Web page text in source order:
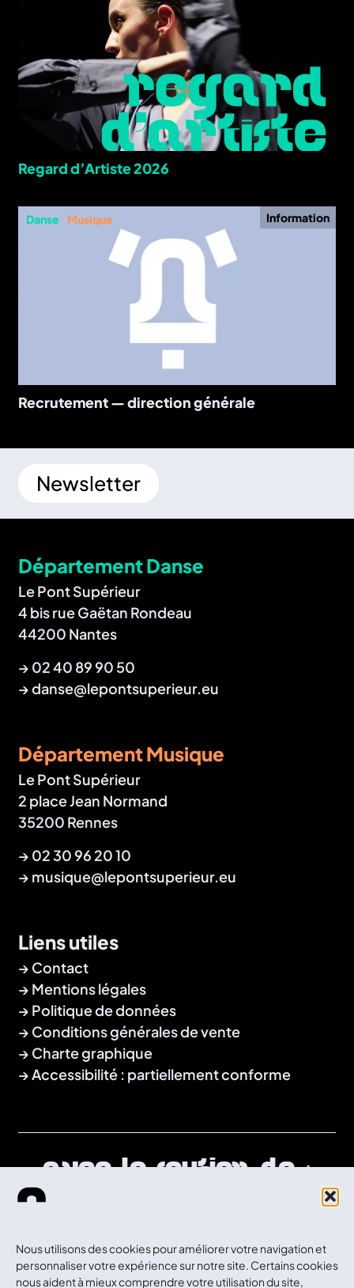
Nous utilisons des cookies pour améliorer votre navigation et
personnaliser votre expérience sur notre site. Certains cookies
nous aident à mieux comprendre votre utilisation du site,
Regard d’Artiste 2026
Danse Musique Information
Recrutement — direction générale
Newsletter
Département Danse
Le Pont Supérieur
4 bis rue Gaëtan Rondeau
44200 Nantes
→ 02 40 89 90 50
→danse@lepontsuperieur.eu
Département Musique
Le Pont Supérieur
2 place Jean Normand
35200 Rennes
→ 02 30 96 20 10
→ musique@lepontsuperieur.eu
Liens utiles
Contact
Mentions légales
Politique de données
Conditions générales de vente
Charte graphique
Accessibilité : partiellement conforme
Avec le soutien de :